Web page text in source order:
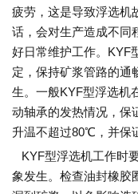
疲劳，这是导致浮选机
话，会对生产造成不同
好日常维护工作。KYF
定，保持矿浆管路的通
生。一般KYF型浮选机
动轴承的发热情况，保
升温不超过80℃，并保
KYF型浮选机工作时
象发生。检查油封橡胶